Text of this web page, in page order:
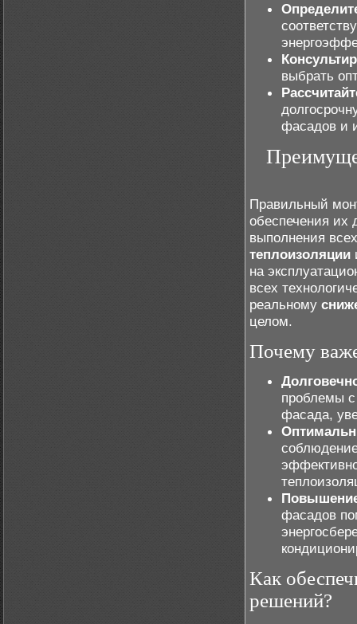
выбрать
фасадов и
Правильный
обеспечения их
выполнения
теплоизоляции
на
всех
реальному
целом.
Почему
проблемы
фасада,
фасадов
Как
решений?